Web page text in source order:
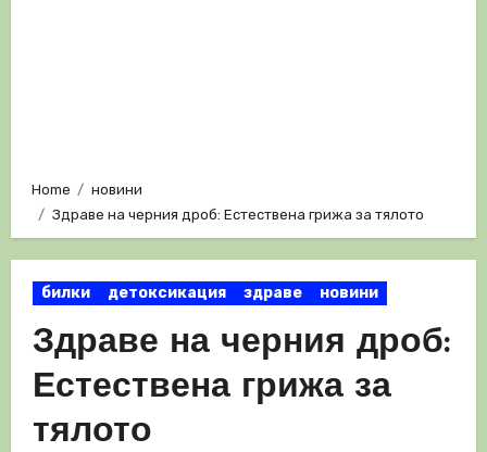
Home
новини
Здраве на черния дроб: Естествена грижа за тялото
билки детоксикация здраве новини
Здраве на черния дроб:
Естествена грижа за
тялото